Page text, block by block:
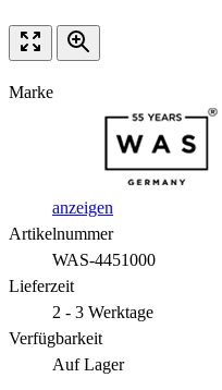
Marke
anzeigen
Artikelnummer
WAS-4451000
Lieferzeit
2 - 3 Werktage
Verfügbarkeit
Auf Lager